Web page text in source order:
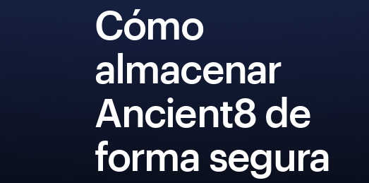
Cómo
almacenar
Ancient8 de
forma segura